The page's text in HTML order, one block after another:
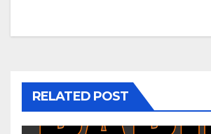
RELATED POST